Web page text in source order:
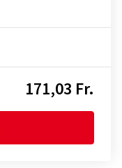
171,03 Fr.